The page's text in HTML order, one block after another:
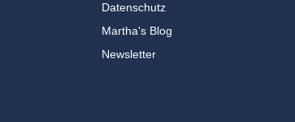
Datenschutz
Martha's Blog
Newsletter